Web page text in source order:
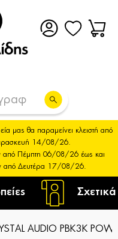
μας θα παραμείνει κλειστή από
14/08/26.
από Πέμπτη 06/08/26 έως και
από Δευτέρα 17/08/26.
AUDIO PBK3K